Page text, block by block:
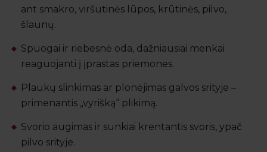
ant smakro, viršutinės lūpos, krūtinės, pilvo,
šlaunų.
Spuogai ir riebesnė oda, dažniausiai menkai
reaguojanti į įprastas priemones.
Plaukų slinkimas ar plonėjimas galvos srityje –
primenantis „vyrišką“ plikimą.
Svorio augimas ir sunkiai krentantis svoris, ypač
pilvo srityje.